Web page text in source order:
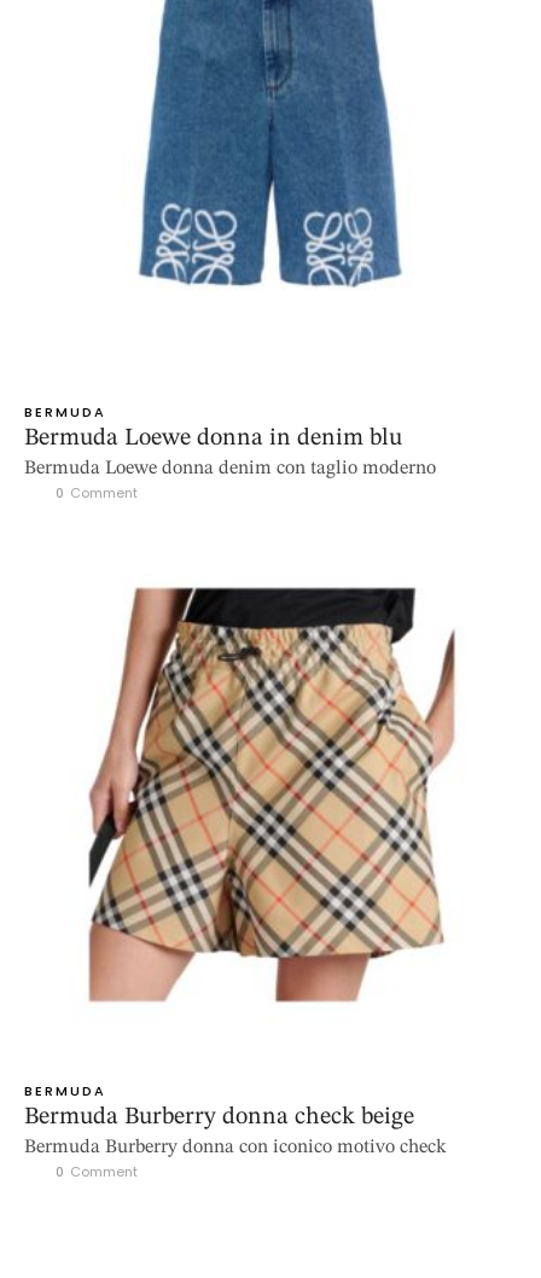
BERMUDA
Bermuda Loewe donna in denim blu
Bermuda Loewe donna denim con taglio moderno
0 Comment
BERMUDA
Bermuda Burberry donna check beige
Bermuda Burberry donna con iconico motivo check
0 Comment